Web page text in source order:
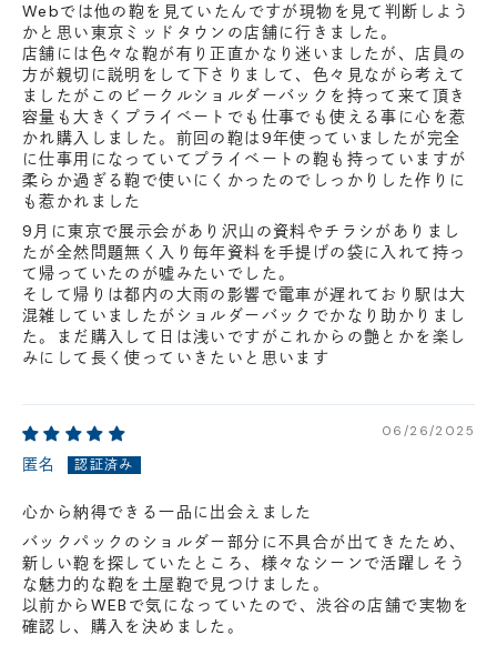
Webでは他の鞄を見ていたんですが現物を見て判断しよう
かと思い東京ミッドタウンの店舗に行きました。
店舗には色々な鞄が有り正直かなり迷いましたが、店員の
方が親切に説明をして下さりまして、色々見ながら考えて
ましたがこのビークルショルダーバックを持って来て頂き
容量も大きくプライベートでも仕事でも使える事に心を惹
かれ購入しました。前回の鞄は9年使っていましたが完全
に仕事用になっていてプライベートの鞄も持っていますが
柔らか過ぎる鞄で使いにくかったのでしっかりした作りに
も惹かれました
9月に東京で展示会があり沢山の資料やチラシがありまし
たが全然問題無く入り毎年資料を手提げの袋に入れて持っ
て帰っていたのが嘘みたいでした。
そして帰りは都内の大雨の影響で電車が遅れており駅は大
混雑していましたがショルダーバックでかなり助かりまし
た。まだ購入して日は浅いですがこれからの艶とかを楽し
みにして長く使っていきたいと思います
06/26/2025
匿名
心から納得できる一品に出会えました
バックパックのショルダー部分に不具合が出てきたため、
新しい鞄を探していたところ、様々なシーンで活躍しそう
な魅力的な鞄を土屋鞄で見つけました。
以前からWEBで気になっていたので、渋谷の店舗で実物を
確認し、購入を決めました。